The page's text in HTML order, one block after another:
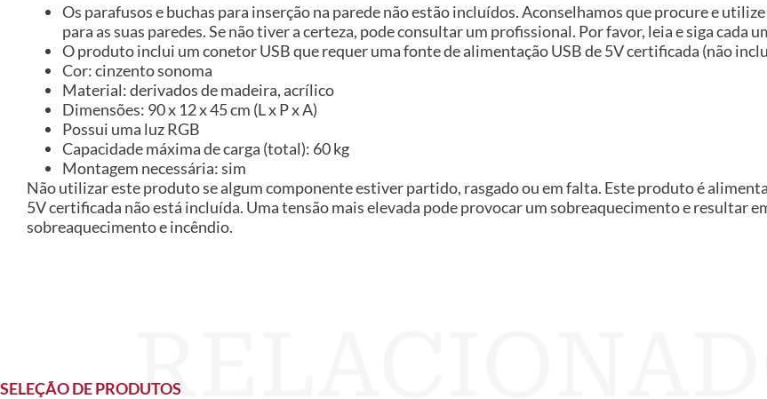
Os parafusos e buchas para inserção na parede não estão incluídos. Aconselhamos que procure e
para as suas paredes. Se não tiver a certeza, pode consultar um profissional. Por favor, leia e siga cada
O produto inclui um conetor USB que requer uma fonte de alimentação USB de 5V certificada (não
Cor: cinzento sonoma
Material: derivados de madeira, acrílico
Dimensões: 90 x 12 x 45 cm (L x P x A)
Possui uma luz RGB
Capacidade máxima de carga (total): 60 kg
Montagem necessária: sim
Não utilizar este produto se algum componente estiver partido, rasgado ou em falta. Este produto é
5V certificada não está incluída. Uma tensão mais elevada pode provocar um sobreaquecimento e resultar
sobreaquecimento e incêndio.
SELEÇÃO DE PRODUTOS